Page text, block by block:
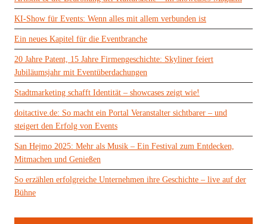
KI-Show für Events: Wenn alles mit allem verbunden ist
Ein neues Kapitel für die Eventbranche
20 Jahre Patent, 15 Jahre Firmengeschichte: Skyliner feiert
Jubiläumsjahr mit Eventüberdachungen
Stadtmarketing schafft Identität – showcases zeigt wie!
doitactive.de: So macht ein Portal Veranstalter sichtbarer – und
steigert den Erfolg von Events
San Hejmo 2025: Mehr als Musik – Ein Festival zum Entdecken,
Mitmachen und Genießen
So erzählen erfolgreiche Unternehmen ihre Geschichte – live auf der
Bühne